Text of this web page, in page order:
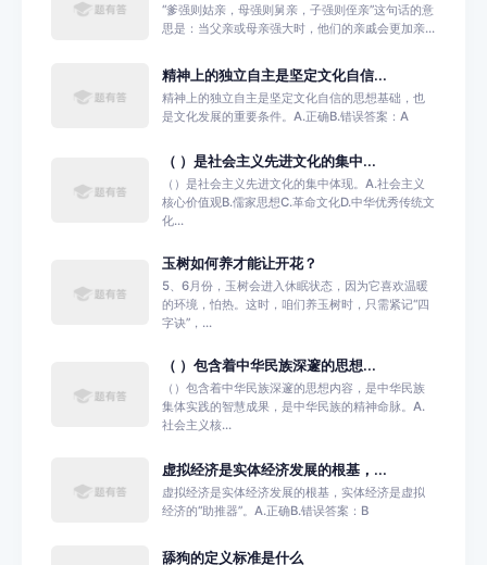
‌“‌爹强则姑亲，‌母强则舅亲，‌子强则侄亲”这句话的意
思是：当父亲或母亲强大时，他们的亲戚会更加亲...
精神上的独立自主是坚定文化自信...
精神上的独立自主是坚定文化自信的思想基础，也
是文化发展的重要条件。A.正确B.错误答案：A
（ ）是社会主义先进文化的集中...
（）是社会主义先进文化的集中体现。A.社会主义
核心价值观B.儒家思想C.革命文化D.中华优秀传统文
化...
玉树如何养才能让开花？
5、6月份，玉树会进入休眠状态，因为它喜欢温暖
的环境，怕热。这时，咱们养玉树时，只需紧记“四
字诀”，...
（ ）包含着中华民族深邃的思想...
（）包含着中华民族深邃的思想内容，是中华民族
集体实践的智慧成果，是中华民族的精神命脉。A.
社会主义核...
虚拟经济是实体经济发展的根基，...
虚拟经济是实体经济发展的根基，实体经济是虚拟
经济的“助推器”。A.正确B.错误答案：B
舔狗的定义标准是什么